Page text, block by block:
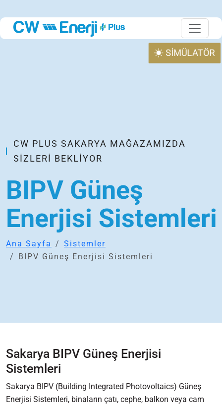
SİMÜLATÖR
CW PLUS SAKARYA MAĞAZAMIZDA
SIZLERI BEKLIYOR
BIPV Güneş
Enerjisi Sistemleri
Ana Sayfa
Sistemler
BIPV Güneş Enerjisi Sistemleri
Sakarya BIPV Güneş Enerjisi
Sistemleri
Sakarya BIPV (Building Integrated Photovoltaics) Güneş
Enerjisi Sistemleri, binaların çatı, cephe, balkon veya cam